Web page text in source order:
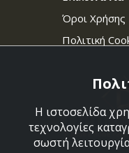
Όροι Χρήσης
Πολιτική
Η ιστοσελίδα
τεχνολογίες
σωστή